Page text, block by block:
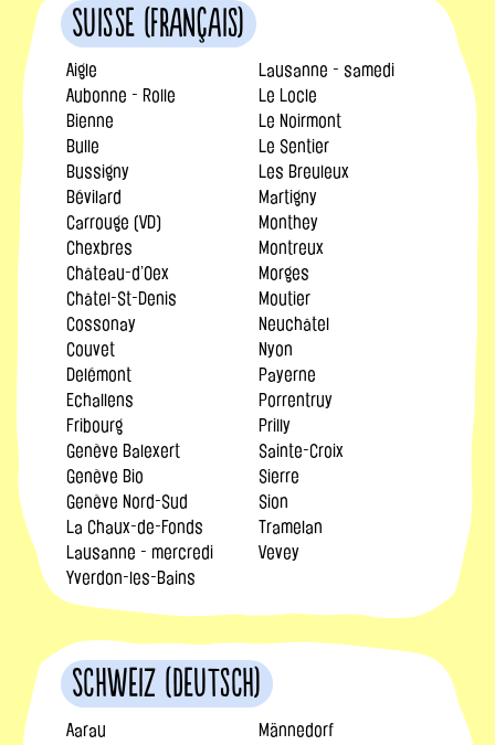
Suisse (français)
Aigle
Aubonne - Rolle
Bienne
Bulle
Bussigny
Bévilard
Carrouge (VD)
Chexbres
Château-d’Oex
Châtel-St-Denis
Cossonay
Couvet
Delémont
Echallens
Fribourg
Genève Balexert
Genève Bio
Genève Nord-Sud
La Chaux-de-Fonds
Lausanne - mercredi
Lausanne - samedi
Le Locle
Le Noirmont
Le Sentier
Les Breuleux
Martigny
Monthey
Montreux
Morges
Moutier
Neuchâtel
Nyon
Payerne
Porrentruy
Prilly
Sainte-Croix
Sierre
Sion
Tramelan
Vevey
Yverdon-les-Bains
Schweiz (Deutsch)
Aarau
Männedorf